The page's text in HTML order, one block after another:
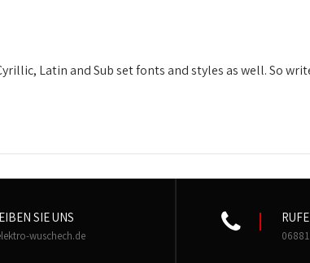
Latin and Sub set fonts and styles as well. So
SIE UNS
wuschech.de